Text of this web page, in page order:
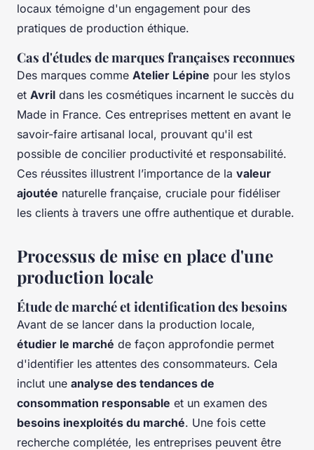
locaux témoigne d'un engagement pour des
pratiques de production éthique.
Cas d'études de marques françaises reconnues
Des marques comme Atelier Lépine pour les stylos
et Avril dans les cosmétiques incarnent le succès du
Made in France. Ces entreprises mettent en avant le
savoir-faire artisanal local, prouvant qu'il est
possible de concilier productivité et responsabilité.
Ces réussites illustrent l’importance de la valeur
ajoutée naturelle française, cruciale pour fidéliser
les clients à travers une offre authentique et durable.
Processus de mise en place d'une
production locale
Étude de marché et identification des besoins
Avant de se lancer dans la production locale,
étudier le marché de façon approfondie permet
d'identifier les attentes des consommateurs. Cela
inclut une analyse des tendances de
consommation responsable et un examen des
besoins inexploités du marché. Une fois cette
recherche complétée, les entreprises peuvent être